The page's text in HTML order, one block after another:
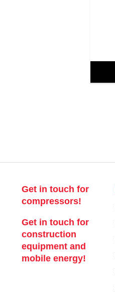
Get in touch for
compressors!
Get in touch for
construction
equipment and
mobile energy!